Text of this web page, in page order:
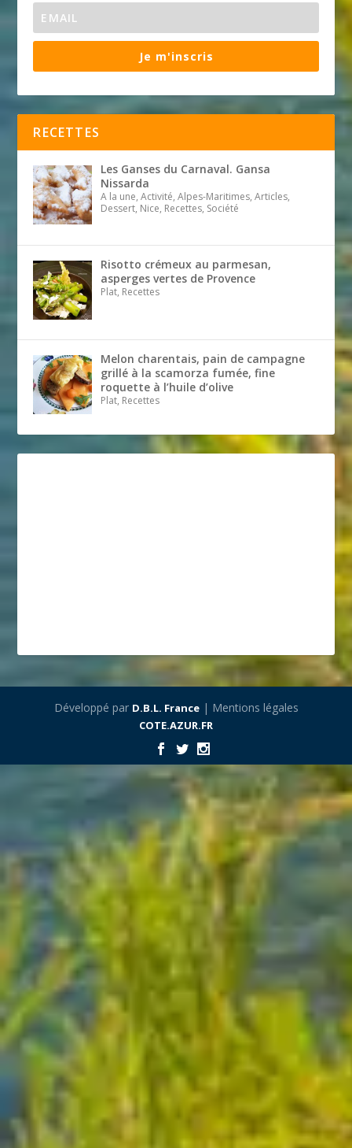
Je m'inscris
RECETTES
Les Ganses du Carnaval. Gansa
Nissarda
A la une, Activité, Alpes-Maritimes, Articles,
Dessert, Nice, Recettes, Société
Risotto crémeux au parmesan,
asperges vertes de Provence
Plat, Recettes
Melon charentais, pain de campagne
grillé à la scamorza fumée, fine
roquette à l’huile d’olive
Plat, Recettes
Développé par D.B.L. France| Mentions légales
COTE.AZUR.FR